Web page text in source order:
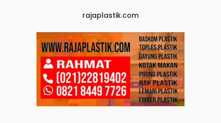
rajaplastik.com